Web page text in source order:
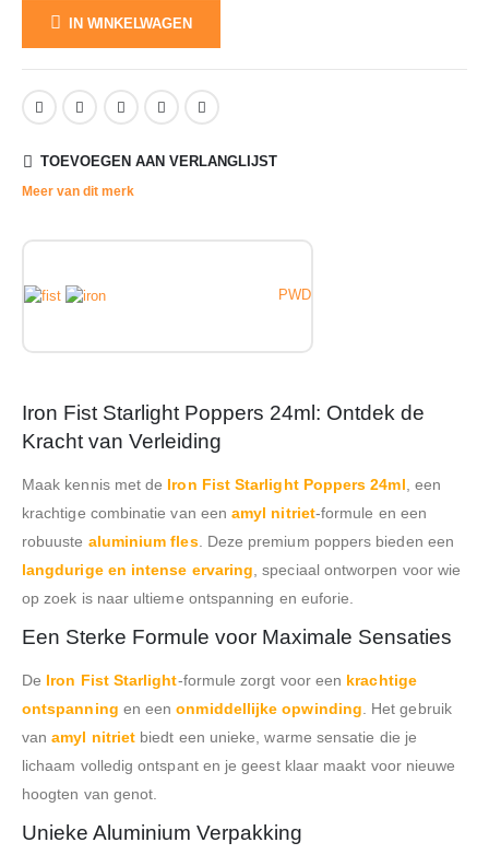
IN WINKELWAGEN
TOEVOEGEN AAN VERLANGLIJST
Meer van dit merk
PWD
Iron Fist Starlight Poppers 24ml: Ontdek de
Kracht van Verleiding
Maak kennis met de Iron Fist Starlight Poppers 24ml, een
krachtige combinatie van eenamyl nitriet-formule en een
robuuste aluminium fles. Deze premium poppers bieden een
langdurige en intense ervaring, speciaal ontworpen voor wie
op zoek is naar ultieme ontspanning en euforie.
Een Sterke Formule voor Maximale Sensaties
De Iron Fist Starlight-formule zorgt voor een krachtige
ontspanning en eenonmiddellijke opwinding. Het gebruik
vanamyl nitriet biedt een unieke, warme sensatie die je
lichaam volledig ontspant en je geest klaar maakt voor nieuwe
hoogten van genot.
Unieke Aluminium Verpakking